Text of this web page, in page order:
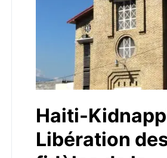
Haiti-
Libération